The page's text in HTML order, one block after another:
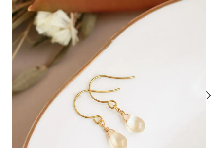
気になるキーワードで探す